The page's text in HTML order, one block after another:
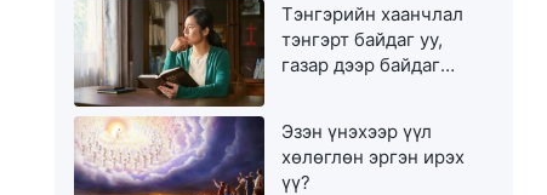
Тэнгэрийн хаанчлал
тэнгэрт байдаг уу,
газар дээр байдаг
Эзэн үнэхээр үүл
хөлөглөн эргэн ирэх
үү?